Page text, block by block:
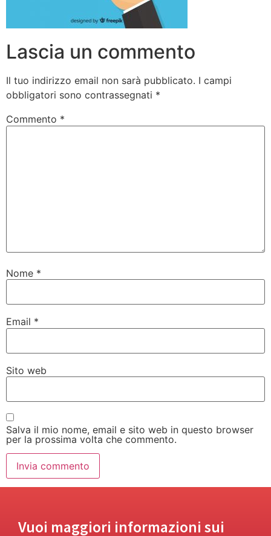
Lascia un commento
Il tuo indirizzo email non sarà pubblicato. I campi
obbligatori sono contrassegnati *
Commento *
Nome *
Email *
Sito web
Salva il mio nome, email e sito web in questo browser
per la prossima volta che commento.
Vuoi maggiori informazioni sui